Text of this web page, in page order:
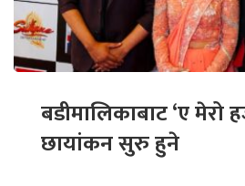
बडीमालिकाबाट ‘ए मेरो
छायांकन सुरु हुने